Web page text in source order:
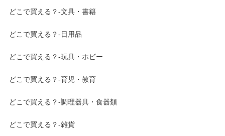
どこで買える？-文具・書籍
どこで買える？-日用品
どこで買える？-玩具・ホビー
どこで買える？-育児・教育
どこで買える？-調理器具・食器類
どこで買える？-雑貨